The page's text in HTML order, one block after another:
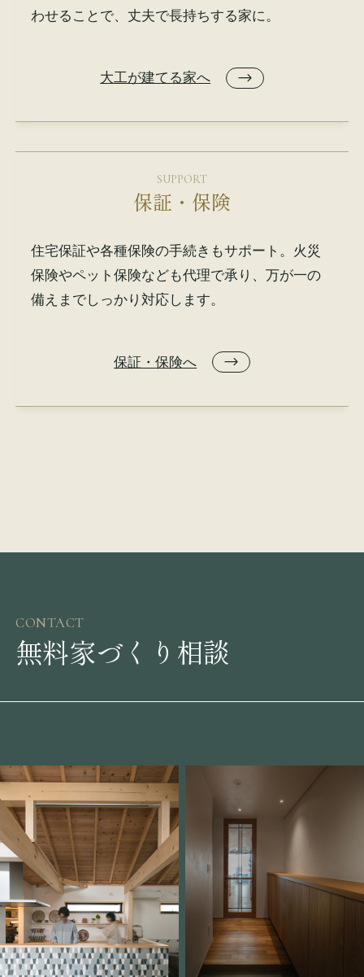
わせることで、丈夫で長持ちする家に。
大工が建てる家へ
SUPPORT
保証・保険
住宅保証や各種保険の手続きもサポート。火災
保険やペット保険なども代理で承り、万が一の
備えまでしっかり対応します。
保証・保険へ
CONTACT
無料家づくり相談